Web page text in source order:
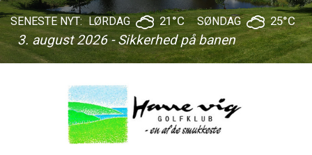
SENESTE NYT:
3. august 2026 - Sikkerhed på banen
LØRDAG 21°C SØNDAG 25°C